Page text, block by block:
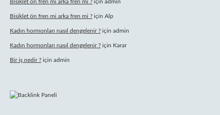
Bisiklet ön fren mi arka fren mi ? için admin
Bisiklet ön fren mi arka fren mi ? için Alp
Kadın hormonları nasıl dengelenir ? için admin
Kadın hormonları nasıl dengelenir ? için Karar
Bir iş nedir ? için admin